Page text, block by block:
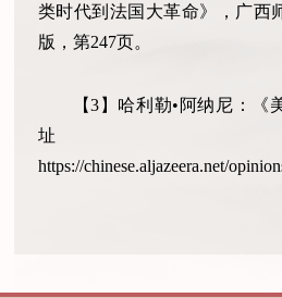
类时代到法国大革命》，广西
版，第247页。
【3】哈利勒•阿纳尼：《
址
https://chinese.aljazeera.net/